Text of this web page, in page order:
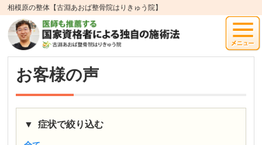
相模原の整体【古淵あおば整骨院はりきゅう院】
お客様の声
症状で絞り込む